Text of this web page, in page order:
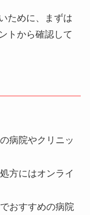
ために、まずは
トから確認して
病院やクリニッ
方にはオンライ
おすすめの病院